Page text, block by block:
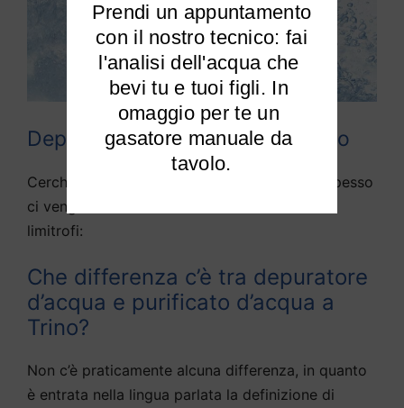
Depuratori acqua domestici Trino
Cerchiamo di rispondere alle domande che spesso
ci vengono fatte da diversi utenti di Trino e
limitrofi:
Che differenza c’è tra depuratore
d’acqua e purificato d’acqua a
Trino?
Non c’è praticamente alcuna differenza, in quanto
è entrata nella lingua parlata la definizione di
Prendi un appuntamento
l'analisi dell'acqua che
bevi tu e tuoi figli. In
omaggio per te un
gasatore manuale da
tavolo.